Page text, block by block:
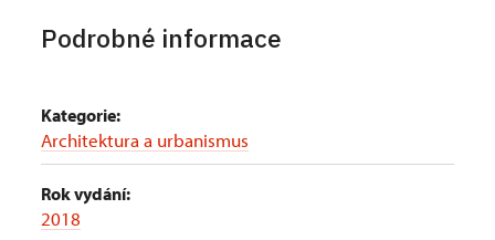
Podrobné informace
Kategorie:
Architektura a urbanismus
Rok vydání:
2018